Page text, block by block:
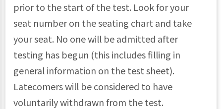
prior to the start of the test. Look for your
seat number on the seating chart and take
your seat. No one will be admitted after
testing has begun (this includes filling in
general information on the test sheet).
Latecomers will be considered to have
voluntarily withdrawn from the test.